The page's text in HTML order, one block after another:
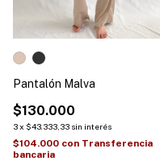
Pantalón Malva
$130.000
3x $43.333,33 sin interés
$104.000 con Transferencia
bancaria